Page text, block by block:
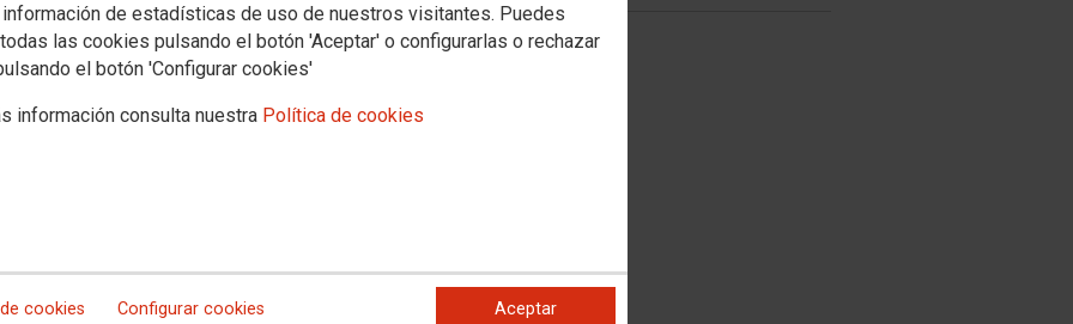
de estadísticas de uso de nuestros visitantes. Puedes
las cookies pulsando el botón 'Aceptar' o configurarlas o rechazar
el botón 'Configurar cookies'
información consulta nuestra Política de cookies
cookies Configurar cookies Aceptar
de bomberos y
Sevilla y Almería por vetar
una rectificación
de los procesos selectivos al incumplir el Decreto
hasta un 20% de las plazas vacantes para turnos
una vigilancia absoluta en toda Andalucía para evitar